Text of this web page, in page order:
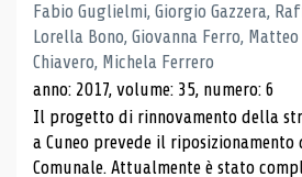
Fabio Guglielmi, Giorgio Gazzera,
Lorella Bono, Giovanna Ferro,
Chiavero, Michela Ferrero
anno: 2017, volume: 35, numero: 6
Il progetto di rinnovamento della
a Cuneo prevede il
Comunale. Attualmente è stato